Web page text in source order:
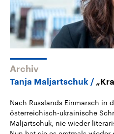
Archiv
Tanja Maljartschuk
Nach Russlands Einmarsch in
österreichisch-ukrainische
Maljartschuk, nie wieder